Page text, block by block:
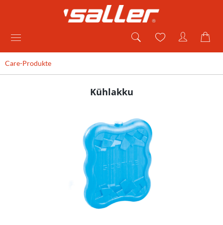
Care-Produkte
Kühlakku